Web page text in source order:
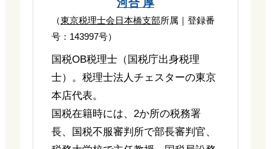
河合 厚
（東京税理士会日本橋支部所属｜登録番
号：143997号）
国税OB税理士（国税庁出身税理
士）。税理士法人チェスターの東京
本店代表。
国税在籍時には、2か所の税務署
長、国税不服審判所で部長審判官、